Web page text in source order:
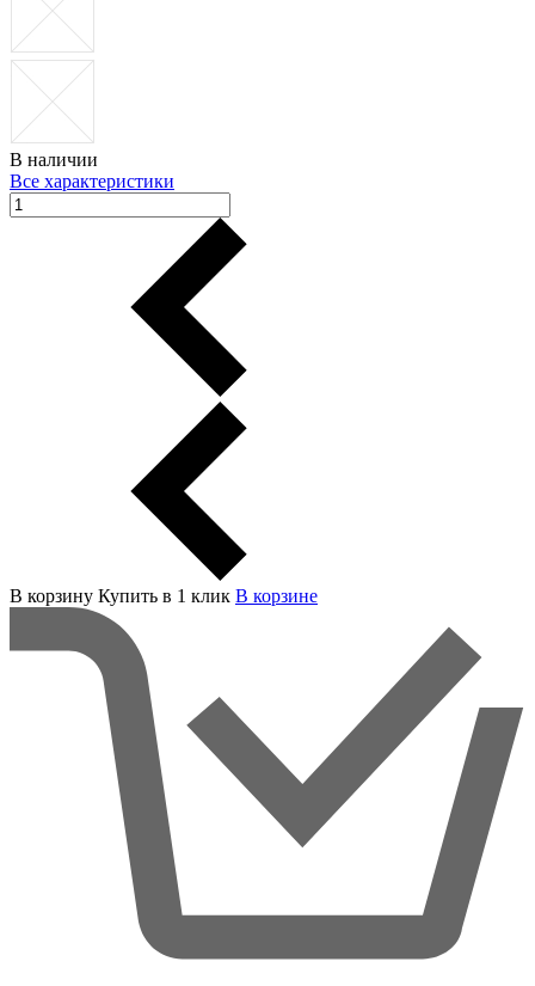
В наличии
Все характеристики
В корзину Купить в 1 клик В корзинe